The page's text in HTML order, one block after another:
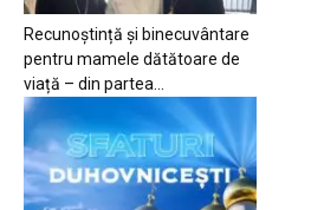
Recunoștință și binecuvântare
pentru mamele dătătoare de
viață – din partea...